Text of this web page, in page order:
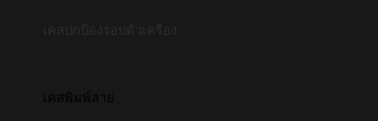
เคสพิมพ์ลาย